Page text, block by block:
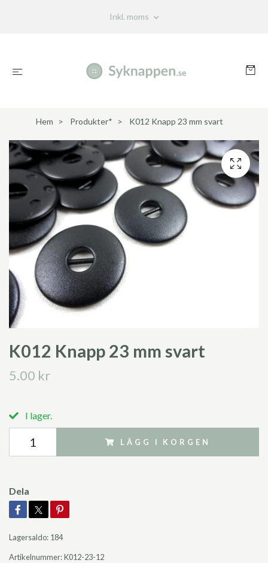
Inkl. moms
Hem Produkter* K012 Knapp 23 mm svart
K012 Knapp 23 mm svart
5.00 kr
I lager.
LÄGG I KORGEN
Dela
Lagersaldo: 184
Artikelnummer:K012-23-12